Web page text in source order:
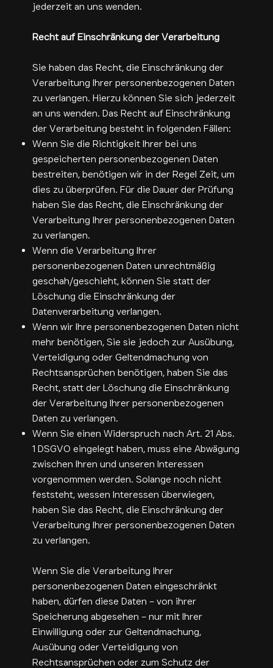
jederzeit an uns wenden.
Recht auf Einschränkung der Verarbeitung
Sie haben das Recht, die Einschränkung der
Verarbeitung Ihrer personenbezogenen Daten
zu verlangen. Hierzu können Sie sich jederzeit
an uns wenden. Das Recht auf Einschränkung
der Verarbeitung besteht in folgenden Fällen:
Wenn Sie die Richtigkeit Ihrer bei uns
gespeicherten personenbezogenen Daten
bestreiten, benötigen wir in der Regel Zeit, um
dies zu überprüfen. Für die Dauer der Prüfung
haben Sie das Recht, die Einschränkung der
Verarbeitung Ihrer personenbezogenen Daten
zu verlangen.
Wenn die Verarbeitung Ihrer
personenbezogenen Daten unrechtmäßig
geschah/geschieht, können Sie statt der
Löschung die Einschränkung der
Datenverarbeitung verlangen.
Wenn wir Ihre personenbezogenen Daten nicht
mehr benötigen, Sie sie jedoch zur Ausübung,
Verteidigung oder Geltendmachung von
Rechtsansprüchen benötigen, haben Sie das
Recht, statt der Löschung die Einschränkung
der Verarbeitung Ihrer personenbezogenen
Daten zu verlangen.
Wenn Sie einen Widerspruch nach Art. 21 Abs.
1 DSGVO eingelegt haben, muss eine Abwägung
zwischen Ihren und unseren Interessen
vorgenommen werden. Solange noch nicht
feststeht, wessen Interessen überwiegen,
haben Sie das Recht, die Einschränkung der
Verarbeitung Ihrer personenbezogenen Daten
zu verlangen.
Wenn Sie die Verarbeitung Ihrer
personenbezogenen Daten eingeschränkt
haben, dürfen diese Daten – von ihrer
Speicherung abgesehen – nur mit Ihrer
Einwilligung oder zur Geltendmachung,
Ausübung oder Verteidigung von
Rechtsansprüchen oder zum Schutz der